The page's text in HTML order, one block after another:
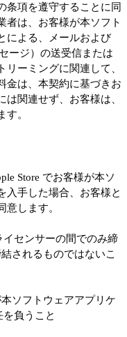
条項を遵守することに同
者は、お客様が本ソフト
による、メールおよび
ージ）の送受信または
リーミングに関連して、
金は、本契約に基づきお
関連せず、お客様は、
す。
Store でお客様が本ソ
入手した場合、お客様と
意します。
センサーの間でのみ締
されるものではないこ
ソフトウェアアプリケ
負うこと